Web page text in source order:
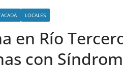
LOCALES
en Río
con